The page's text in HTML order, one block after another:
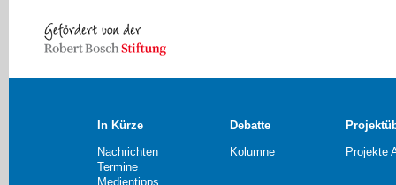
In Kürze
Nachrichten
Termine
Medientipps
Debatte
Kolumne
Projekte